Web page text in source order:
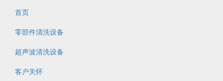
首页
零部件清洗设备
超声波清洗设备
客户关怀